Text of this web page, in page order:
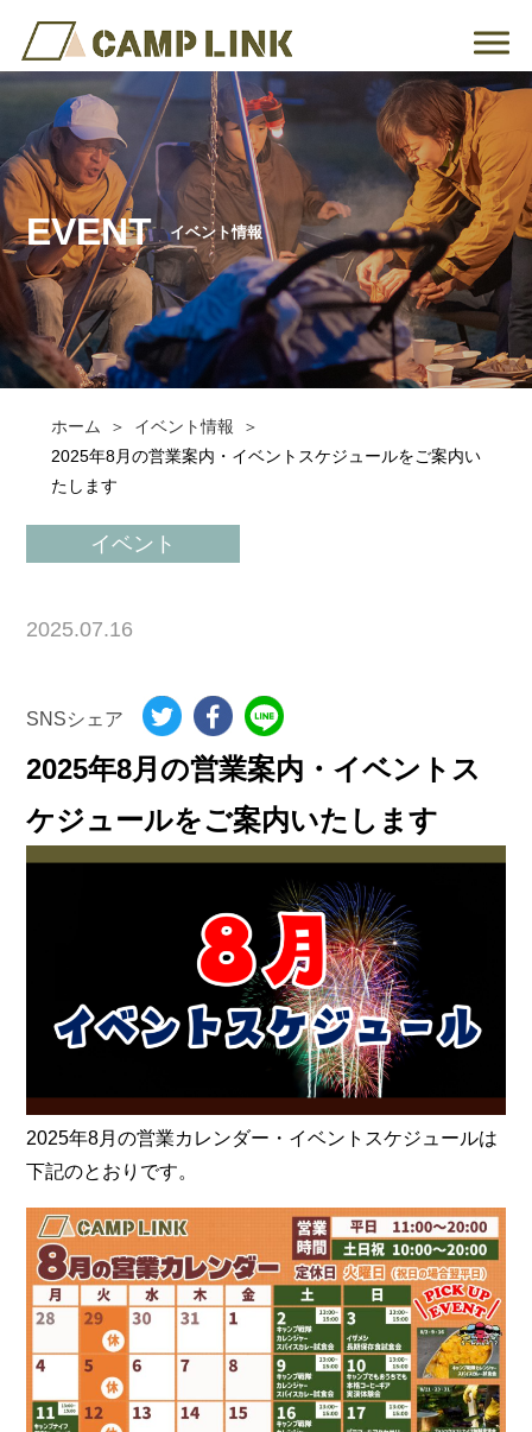
EVENT イベント情報
ホーム
イベント情報
2025年8月の営業案内・イベントスケジュールをご案内い
たします
イベント
2025.07.16
SNSシェア
2025年8月の営業案内・イベントス
ケジュールをご案内いたします
2025年8月の営業カレンダー・イベントスケジュールは
下記のとおりです。